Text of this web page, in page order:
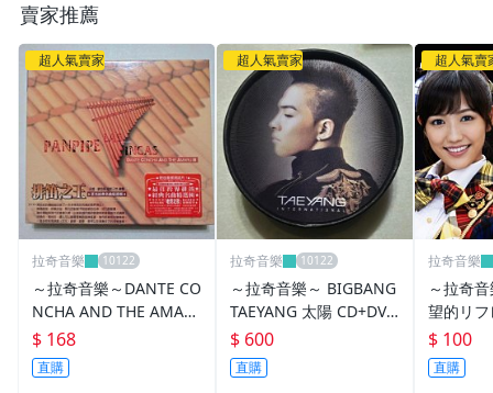
賣家推薦
超人氣賣家
拉奇音樂
～拉奇音樂～DANTE CO
NCHA AND THE AMAR
U III丹堤康加與聖蛇三
世樂團 / PANPIPE LAS I
NCAS排笛之王 全新未拆
$ 168
直購
超人氣賣家
拉奇音樂
～拉奇音樂～ BIGBANG
TAEYANG 太陽 CD+DVD
二手保存良好內附小卡
$ 600
直購
超人氣賣
拉奇音樂
～拉奇
望的リ
全新未
$ 100
直購